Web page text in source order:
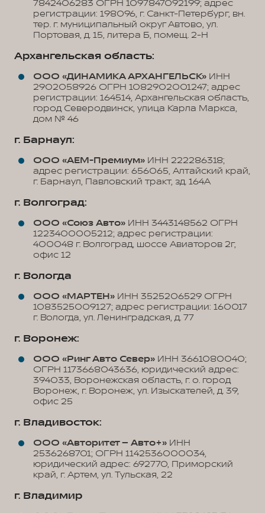
7842406283 ОГРН 1097847092199; адрес
регистрации: 198096, г. Санкт-Петербург, вн.
тер. г. муниципальный округ Автово, ул.
Портовая, д. 15, литера Б, помещ. 2-Н
Архангельская область:
ООО «ДИНАМИКА АРХАНГЕЛЬСК» ИНН
2902058926 ОГРН 1082902001247; адрес
регистрации: 164514, Архангельская область,
город Северодвинск, улица Карла Маркса,
дом № 46
г. Барнаул:
ООО «АЕМ-Премиум» ИНН 222286318;
адрес регистрации: 656065, Алтайский край,
г. Барнаул, Павловский тракт, зд. 164А
г. Волгоград:
ООО «Союз Авто» ИНН 3443148562 ОГРН
1223400005212; адрес регистрации:
400048 г. Волгоград, шоссе Авиаторов 2г,
офис 12
г. Вологда
ООО «МАРТЕН» ИНН 3525206529 ОГРН
1083525009127; адрес регистрации: 160017
г. Вологда, ул. Ленинградская, д. 77
г. Воронеж:
ООО «Ринг Авто Север» ИНН 3661080040;
ОГРН 1173668043636, юридический адрес:
394033, Воронежская область, г. о. город
Воронеж, г. Воронеж, ул. Изыскателей, д. 39,
офис 25
г. Владивосток:
ООО «Авторитет – Авто+» ИНН
2536268701; ОГРН 1142536000034,
юридический адрес: 692770, Приморский
край, г. Артем, ул. Тульская, 22
г. Владимир